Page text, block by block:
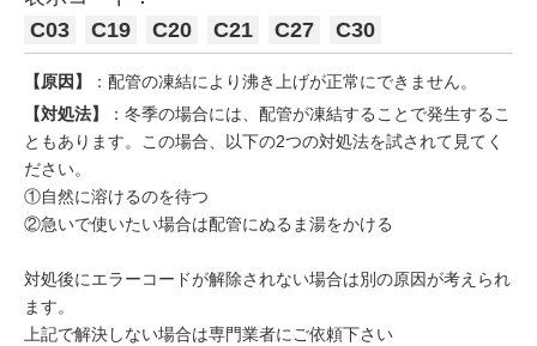
C03
C19 C20 C21 C27 C30
【原因】
：配管の凍結により沸き上げが正常にできません。
【対処法】
：冬季の場合には、配管が凍結することで発生するこ
ともあります。この場合、以下の2つの対処法を試されて見てく
ださい。
①自然に溶けるのを待つ
②急いで使いたい場合は配管にぬるま湯をかける
対処後にエラーコードが解除されない場合は別の原因が考えられ
ます。
上記で解決しない場合は専門業者にご依頼下さい